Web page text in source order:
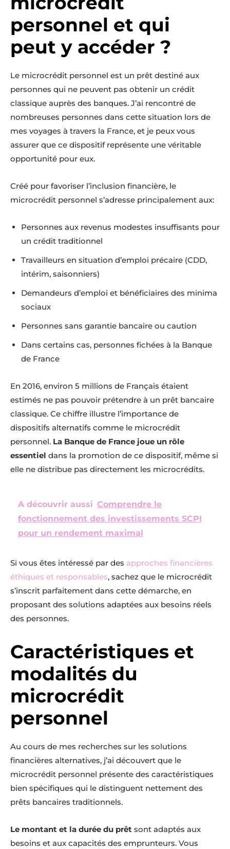
personnel et qui
peut y accéder ?
Le microcrédit personnel est un prêt destiné aux
personnes qui ne peuvent pas obtenir un crédit
classique auprès des banques. J’ai rencontré de
nombreuses personnes dans cette situation lors de
mes voyages à travers la France, et je peux vous
assurer que ce dispositif représente une véritable
opportunité pour eux.
Créé pour favoriser l’inclusion financière, le
microcrédit personnel s’adresse principalement aux:
Personnes aux revenus modestes insuffisants pour
un crédit traditionnel
Travailleurs en situation d’emploi précaire (CDD,
intérim, saisonniers)
Demandeurs d’emploi et bénéficiaires des minima
sociaux
Personnes sans garantie bancaire ou caution
Dans certains cas, personnes fichées à la Banque
de France
En 2016, environ 5 millions de Français étaient
estimés ne pas pouvoir prétendre à un prêt bancaire
classique. Ce chiffre illustre l’importance de
dispositifs alternatifs comme le microcrédit
personnel. La Banque de France joue un rôle
essentiel dans la promotion de ce dispositif, même si
elle ne distribue pas directement les microcrédits.
A découvrir aussi Comprendre le
fonctionnement des investissements SCPI
pour un rendement maximal
Si vous êtes intéressé par des approches financières
éthiques et responsables, sachez que le microcrédit
s’inscrit parfaitement dans cette démarche, en
proposant des solutions adaptées aux besoins réels
des personnes.
Caractéristiques et
modalités du
microcrédit
personnel
Au cours de mes recherches sur les solutions
financières alternatives, j’ai découvert que le
microcrédit personnel présente des caractéristiques
bien spécifiques qui le distinguent nettement des
prêts bancaires traditionnels.
Le montant et la durée du prêt sont adaptés aux
besoins et aux capacités des emprunteurs. Vous